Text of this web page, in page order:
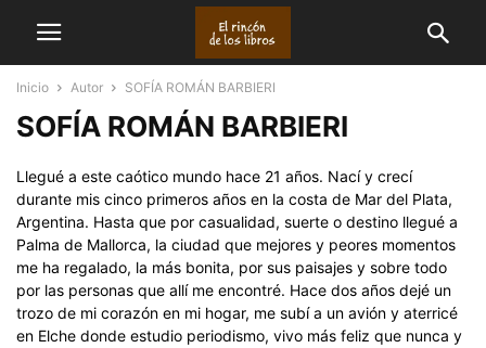
Inicio Autor SOFÍA ROMÁN BARBIERI
SOFÍA ROMÁN BARBIERI
Llegué a este caótico mundo hace 21 años. Nací y crecí
durante mis cinco primeros años en la costa de Mar del Plata,
Argentina. Hasta que por casualidad, suerte o destino llegué a
Palma de Mallorca, la ciudad que mejores y peores momentos
me ha regalado, la más bonita, por sus paisajes y sobre todo
por las personas que allí me encontré. Hace dos años dejé un
trozo de mi corazón en mi hogar, me subí a un avión y aterricé
en Elche donde estudio periodismo, vivo más feliz que nunca y